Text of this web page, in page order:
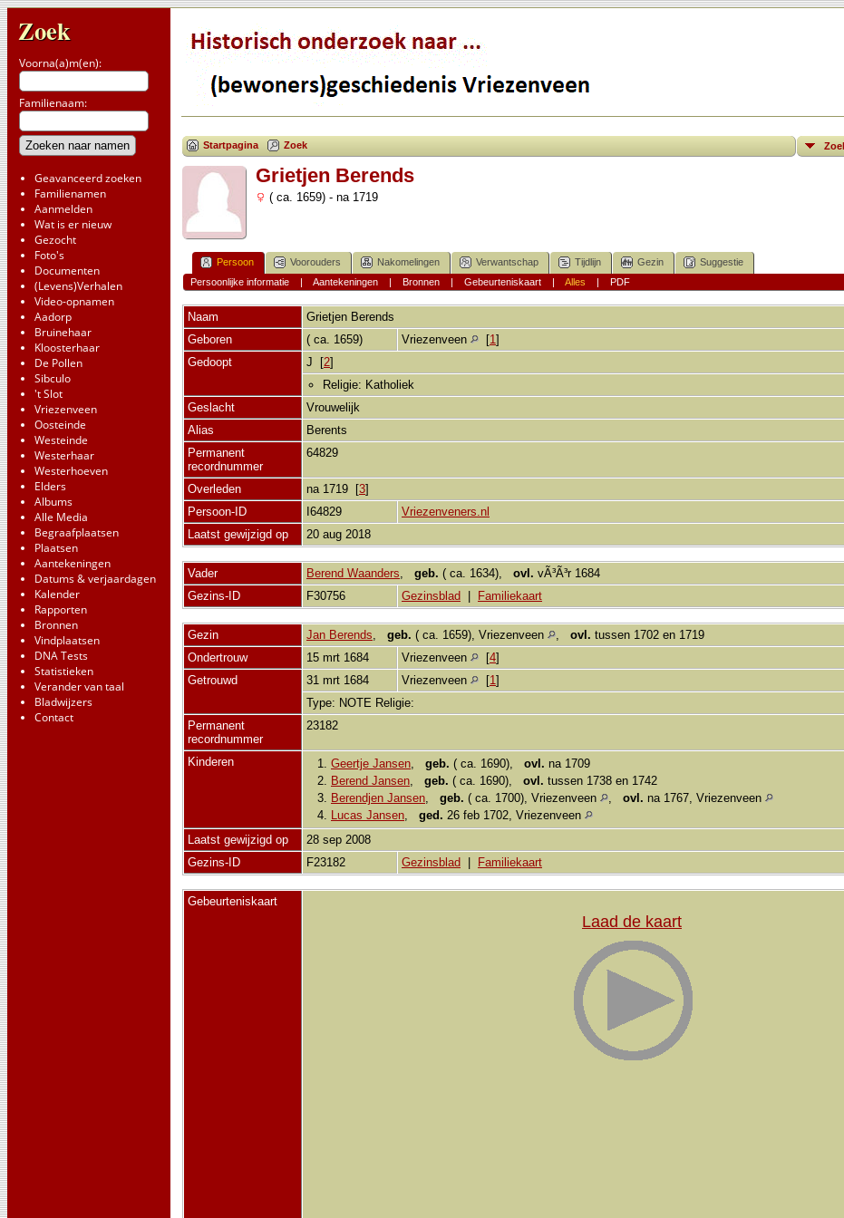
Zoek
Voorna(a)m(en):
Familienaam:
Geavanceerd zoeken
Familienamen
Aanmelden
Wat is er nieuw
Gezocht
Foto's
Documenten
(Levens)Verhalen
Video-opnamen
Aadorp
Bruinehaar
Kloosterhaar
De Pollen
Sibculo
't Slot
Vriezenveen
Oosteinde
Westeinde
Westerhaar
Westerhoeven
Elders
Albums
Alle Media
Begraafplaatsen
Plaatsen
Aantekeningen
Datums & verjaardagen
Kalender
Rapporten
Bronnen
Vindplaatsen
DNA Tests
Statistieken
Verander van taal
Bladwijzers
Contact
Startpagina Zoek
Grietjen Berends
( ca. 1659) - na 1719
Persoon Voorouders Nakomelingen Verwantschap Tijdlijn Gezin
Suggestie
Persoonlijke informatie| Aantekeningen| Bronnen| Gebeurteniskaart| Alles | PDF
Naam Grietjen Berends
Geboren
( ca. 1659) Vriezenveen [1]
Gedoopt
J [2]
Religie: Katholiek
Geslacht
Vrouwelijk
Alias
Berents
Permanent
recordnummer
64829
Overleden na 1719 [3]
Persoon-ID
I64829
Vriezenveners.nl
Laatst gewijzigd op
20 aug 2018
Vader Berend Waanders, geb. ( ca. 1634), ovl. vÃ³Ã³r 1684
Gezins-ID
F30756 Gezinsblad Familiekaart
Gezin Jan Berends, geb. ( ca. 1659), Vriezenveen , ovl. tussen 1702 en 1719
Ondertrouw
15 mrt 1684 Vriezenveen [4]
Getrouwd
31 mrt 1684 Vriezenveen [1]
Type: NOTE Religie:
Permanent
recordnummer
23182
Kinderen 1. Geertje Jansen, geb. ( ca. 1690), ovl. na 1709
2. Berend Jansen, geb. ( ca. 1690), ovl. tussen 1738 en 1742
3. Berendjen Jansen, geb. ( ca. 1700), Vriezenveen , ovl. na 1767, Vriezenveen
4. Lucas Jansen, ged. 26 feb 1702, Vriezenveen
Laatst gewijzigd op
28 sep 2008
Gezins-ID
F23182 Gezinsblad Familiekaart
Gebeurteniskaart
Laad de kaart